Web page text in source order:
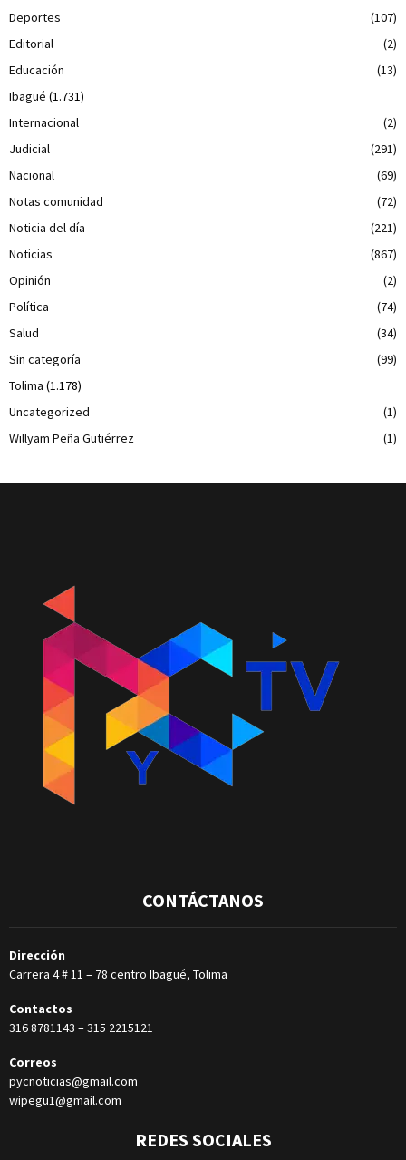
Deportes
(107)
Editorial
(2)
Educación
(13)
Ibagué (1.731)
Internacional
(2)
Judicial
(291)
Nacional
(69)
Notas comunidad
(72)
Noticia del día
(221)
Noticias
(867)
Opinión
(2)
Política
(74)
Salud
(34)
Sin categoría
(99)
Tolima (1.178)
Uncategorized
(1)
Willyam Peña Gutiérrez
(1)
CONTÁCTANOS
Dirección
Carrera 4 # 11 – 78 centro Ibagué, Tolima
Contactos
316 8781143 –315 2215121
Correos
pycnoticias@gmail.com
wipegu1@gmail.com
REDES SOCIALES